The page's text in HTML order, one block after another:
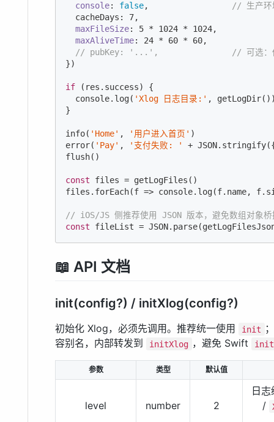
console: false,
// 生产环
  cacheDays:
7,
maxFileSize: 5 * 1024 * 1024,
maxAliveTime: 24 * 60 * 60,
// pubKey: '...',               // 可选：传
})
if (res.success) {
console.log( 'Xlog 日志目录:' ,
}
info( 'Home' , '用户进入首页' )
error( 'Pay' , '支付失败: ' + JSON
flush()
const files = getLogFiles()
files.forEach(f => console.log(f.name,
// iOS/JS 侧推荐使用 JSON 版本，避免数组对象桥
const fileList = JSON
📖 API 文档
init(config?) / initXlog(config?)
初始化 Xlog，必须先调用。推荐统一使用 init
容别名，内部转发到
initXlog ，避免 Swift init
参数 类型 默认值
level number 2
日
/